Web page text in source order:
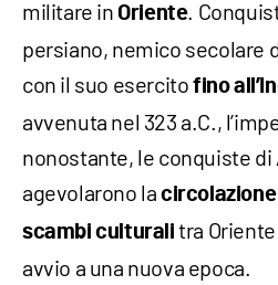
militare in Oriente.
persiano, nemico secolare
con il suo esercitofino
avvenuta nel 323 a.C.,
nonostante, le conquiste di
agevolarono la circolazione
scambi culturalitra
avvio a una nuova epoca.